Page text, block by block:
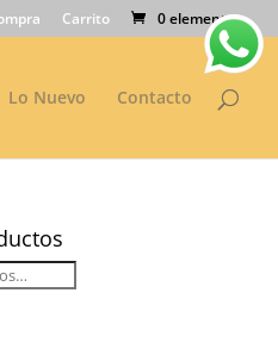
Carrito 0 elementos
Lo Nuevo Contacto